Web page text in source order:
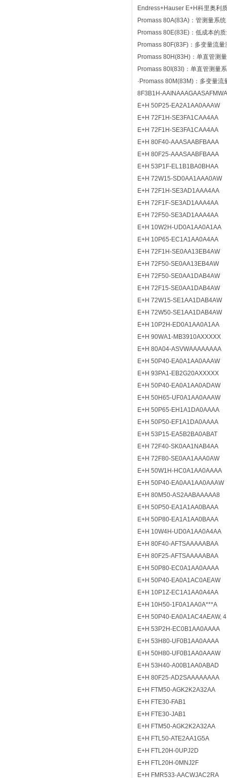
Endress+Hauser E+H科里奥利
Promass 80A(83A)：管测量系
Promass 80E(83E)：低成本的
Promass 80F(83F)：多变量流
Promass 80H(83H)：单直管测
Promass 80I(83I)：单直管测量
·Promass 80M(83M)：多变量
8F3B1H-
E+H 50P25-EA2A1AA0AAAW
E+H 72F1H-SE3FA1CAA4AA
E+H 72F1H-SE3FA1CAA4AA
E+H 80F40-AAASAABFBAAA
E+H 80F25-AAASAABFBAAA
E+H 53P1F-EL1B1BA0BHAA
E+H 72W15-SD0AA1AAA0AW
E+H 72F1H-SE3AD1AAA4AA
E+H 72F1F-SE3AD1AAA4AA
E+H 72F50-SE3AD1AAA4AA
E+H 10W2H-UD0A1AA0A1AA
E+H 10P65-EC1A1AA0A4AA
E+H 72F1H-SE0AA13EB4AW
E+H 72F50-SE0AA13EB4AW
E+H 72F50-SE0AA1DAB4AW
E+H 72F15-SE0AA1DAB4AW
E+H 72W15-SE1AA1DAB4AW
E+H 72W50-SE1AA1DAB4AW
E+H 10P2H-ED0A1AA0A1AA
E+H 90WA1-MB3910AXXXXX
E+H 80A04-ASVWAAAAAAAA
E+H 50P40-EA0A1AA0AAAW
E+H 93PA1-EB2G20AXXXXX
E+H 50P40-EA0A1AA0ADAW
E+H 50H65-UF0A1AA0AAAW
E+H 50P65-EH1A1DA0AAAA
E+H 50P50-EF1A1DA0AAAA
E+H 53P15-EA5B2BA0ABAT
E+H 72F40-SK0AA1NAB4AA
E+H 72F80-SE0AA1AAA0AW
E+H 50W1H-HC0A1AA0AAAA
E+H 50P40-EA0AA1AA0AAAW
E+H 80M50-AS2AABAAAAA8
E+H 50P50-EA1A1AA0BAAA
E+H 50P80-EA1A1AA0BAAA
E+H 10W4H-UD0A1AA0A4AA
E+H 80F40-AFTSAAAAABAA
E+H 80F25-AFTSAAAAABAA
E+H 50P80-EC0A1AA0AAAA
E+H 50P40-EA0A1AC0AEAW
E+H 10P1Z-EC1A1AA0A4AA
E+H 10H50-1F0A1AA0A***A
E+H 50P40-EA0A1AC4AEAW,
E+H 53P2H-EC0B1AA0AAAA
E+H 53H80-UF0B1AA0AAAA
E+H 50H80-UF0B1AA0AAAW
E+H 53H40-A00B1AA0ABAD
E+H 80F25-AD2SAAAAAAAA
E+H FTM50-AGK2K2A32AA
E+H FTE30-FAB1
E+H FTE30-JAB1
E+H FTM50-AGK2K2A32AA
E+H FTL50-ATE2AA1G5A
E+H FTL20H-0UPJ2D
E+H FTL20H-0MNJ2F
E+H FMR533-AACWJAC2RA